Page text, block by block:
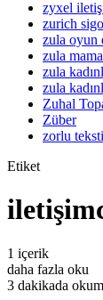
zyxel
zurich
zula oyun
zula mama
zula
zula
Zuhal
Züber
zorlu
Etiket
1 içerik
daha fazla oku
3 dakikada